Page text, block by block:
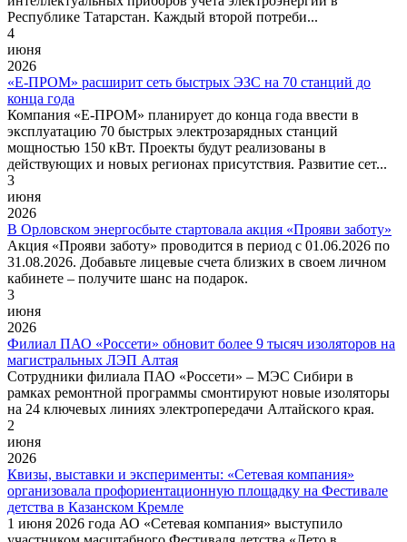
Республике Татарстан. Каждый второй потреби...
4
июня
2026
«Е‑ПРОМ» расширит сеть быстрых ЭЗС на 70 станций до
конца года
Компания «Е-ПРОМ» планирует до конца года ввести в
эксплуатацию 70 быстрых электрозарядных станций
мощностью 150 кВт. Проекты будут реализованы в
действующих и новых регионах присутствия. Развитие сет...
3
июня
2026
В Орловском энергосбыте стартовала акция «Прояви заботу»
Акция «Прояви заботу» проводится в период с 01.06.2026 по
31.08.2026. Добавьте лицевые счета близких в своем личном
кабинете – получите шанс на подарок.
3
июня
2026
Филиал ПАО «Россети» обновит более 9 тысяч изоляторов на
магистральных ЛЭП Алтая
Сотрудники филиала ПАО «Россети» – МЭС Сибири в
рамках ремонтной программы смонтируют новые изоляторы
на 24 ключевых линиях электропередачи Алтайского края.
2
июня
2026
Квизы, выставки и эксперименты: «Сетевая компания»
организовала профориентационную площадку на Фестивале
детства в Казанском Кремле
1 июня 2026 года АО «Сетевая компания» выступило